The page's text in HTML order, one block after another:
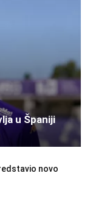
u Španiji
novo